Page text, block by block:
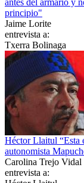
principio"
Jaime Lorite
entrevista a:
Txerra Bolinaga
Héctor Llaitul “Esta
autonomista
Carolina Trejo Vidal
entrevista a: